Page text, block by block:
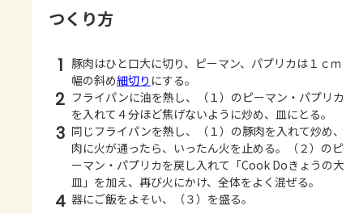
つくり方
1 豚肉はひと口大に切り、ピーマン、パプリカは１ｃｍ
幅の斜め細切り にする。
2 フライパンに油を熱し、（１）のピーマン・パプリカ
を入れて４分ほど焦げないように炒め、皿にとる。
3 同じフライパンを熱し、（１）の豚肉を入れて炒め、
肉に火が通ったら、いったん火を止める。（２）のピ
ーマン・パプリカを戻し入れて「Cook Doきょうの大
皿」を加え、再び火にかけ、全体をよく混ぜる。
4 器にご飯をよそい、（３）を盛る。